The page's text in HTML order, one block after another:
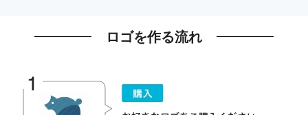
ロゴを作る流れ